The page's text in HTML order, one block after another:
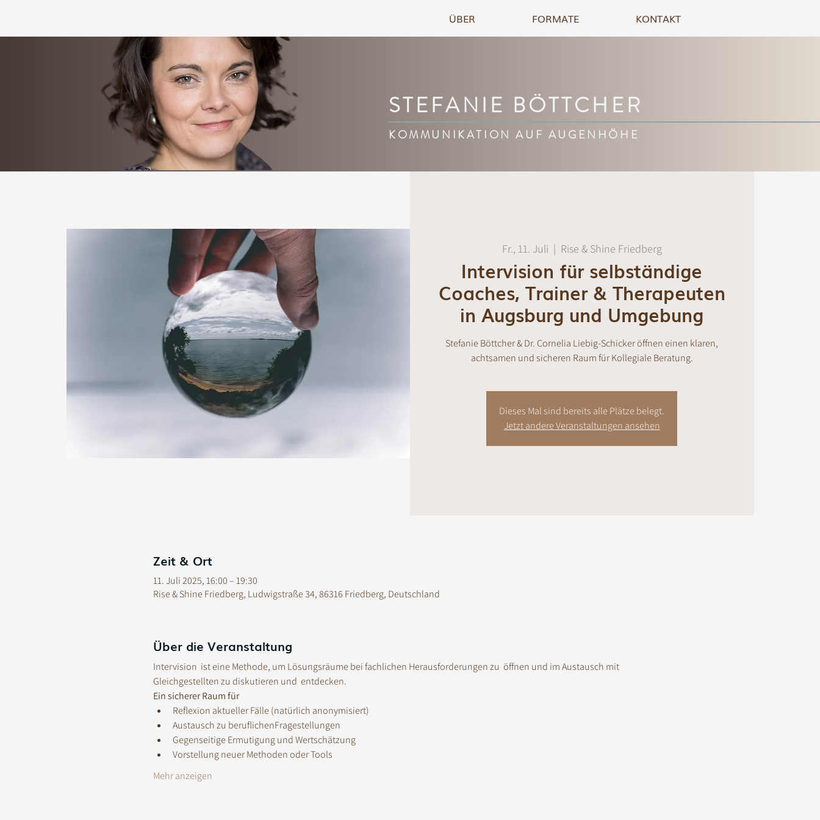
ÜBER FORMATE KONTAKT
STEFANIE BÖTTCHER
KOMMUNIKATION AUF AUGENHÖHE
Fr., 11. Juli
  |
Rise & Shine Friedberg
Intervision für selbständige
Coaches, Trainer & Therapeuten
in Augsburg und Umgebung
Stefanie Böttcher & Dr. Cornelia Liebig-Schicker öffnen einen klaren,
achtsamen und sicheren Raum für Kollegiale Beratung.
Dieses Mal sind bereits alle Plätze belegt.
Jetzt andere Veranstaltungen ansehen
Zeit & Ort
11. Juli 2025, 16:00 – 19:30
Rise & Shine Friedberg, Ludwigstraße 34, 86316 Friedberg, Deutschland
Über die Veranstaltung
Intervision  ist eine Methode, um Lösungsräume bei fachlichen Herausforderungen zu  öffnen und im Austausch mit
Gleichgestellten zu diskutieren und  entdecken.
Ein sicherer Raum für
Reflexion aktueller Fälle (natürlich anonymisiert)
Austausch zu beruflichenFragestellungen
Gegenseitige Ermutigung und Wertschätzung
Vorstellung neuer Methoden oder Tools
Mehr anzeigen